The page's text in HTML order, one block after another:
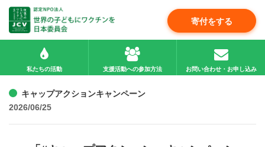
寄付をする
私たちの活動 支援活動への参加方法 お問い合わせ・お申し込み
キャップアクションキャンペーン
2026/06/25